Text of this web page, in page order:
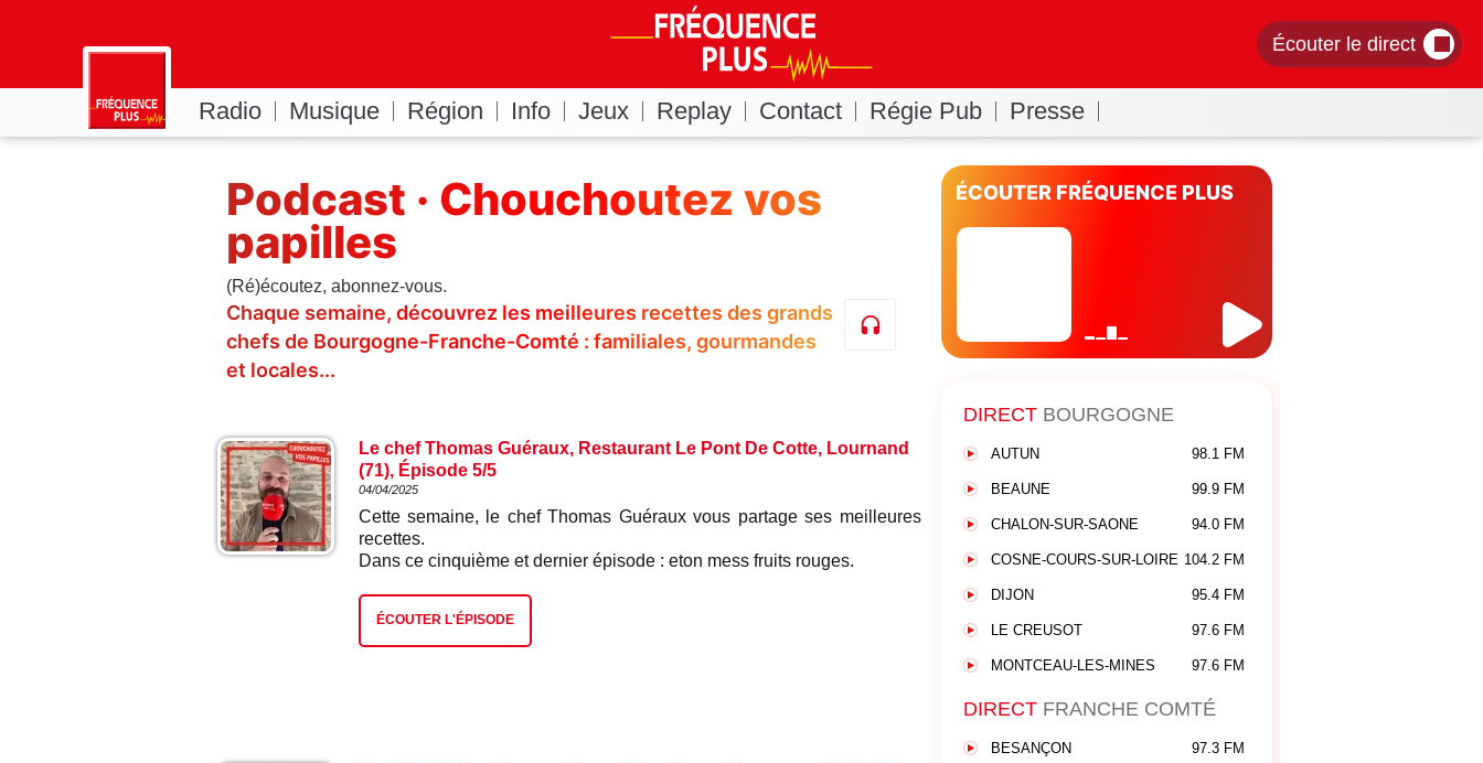
Écouter le direct
Radio Musique Région Info Jeux Replay Contact Régie Pub Presse
Podcast · Chouchoutez vos
papilles
(Ré)écoutez, abonnez-vous.
Chaque semaine, découvrez les meilleures recettes des grands
chefs de Bourgogne-Franche-Comté : familiales, gourmandes
et locales...
Le chef Thomas Guéraux, Restaurant Le Pont De Cotte, Lournand
(71), Épisode 5/5
04/04/2025
Cette semaine, le chef Thomas Guéraux vous partage ses meilleures
recettes.
Dans ce cinquième et dernier épisode : eton mess fruits rouges.
ÉCOUTER L'ÉPISODE
ÉCOUTER FRÉQUENCE PLUS
DIRECTBOURGOGNE
AUTUN 98.1 FM
BEAUNE 99.9 FM
CHALON-SUR-SAONE 94.0 FM
COSNE-COURS-SUR-LOIRE 104.2 FM
DIJON 95.4 FM
LE CREUSOT 97.6 FM
MONTCEAU-LES-MINES 97.6 FM
DIRECTFRANCHE COMTÉ
BESANÇON 97.3 FM